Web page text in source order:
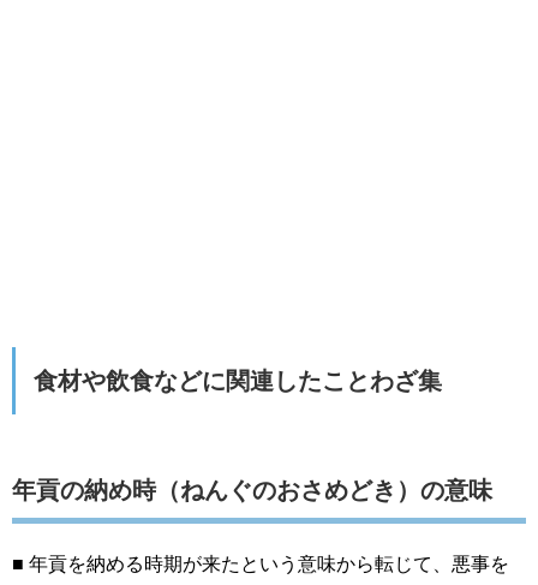
食材や飲食などに関連したことわざ集
年貢の納め時（ねんぐのおさめどき）の意味
■ 年貢を納める時期が来たという意味から転じて、悪事を